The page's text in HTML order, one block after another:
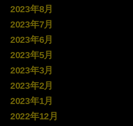
2023年8月
2023年7月
2023年6月
2023年5月
2023年3月
2023年2月
2023年1月
2022年12月